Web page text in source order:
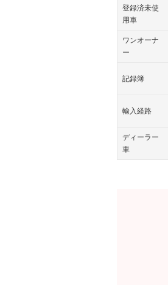
登録済未使
用車
ワンオーナ
ー
記録簿
輸入経路
ディーラー
車